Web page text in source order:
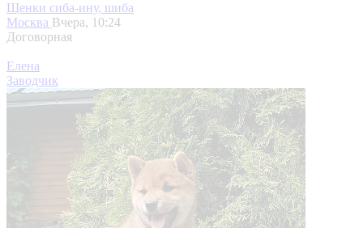
Щенки сиба-ину, шиба
Москва Вчера, 10:24
Договорная
Елена
Заводчик